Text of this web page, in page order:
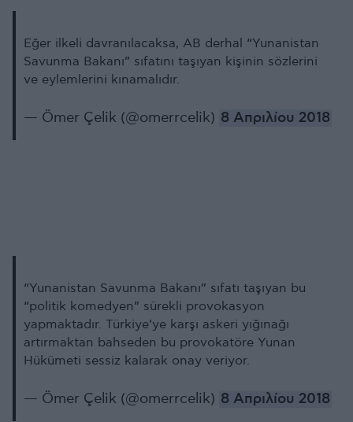
Eğer ilkeli davranılacaksa, AB derhal “Yunanistan
Savunma Bakanı” sıfatını taşıyan kişinin sözlerini
ve eylemlerini kınamalıdır.
— Ömer Çelik (@omerrcelik) 8 Απριλίου 2018
“Yunanistan Savunma Bakanı” sıfatı taşıyan bu
“politik komedyen” sürekli provokasyon
yapmaktadır. Türkiye’ye karşı askeri yığınağı
artırmaktan bahseden bu provokatöre Yunan
Hükümeti sessiz kalarak onay veriyor.
— Ömer Çelik (@omerrcelik) 8 Απριλίου 2018